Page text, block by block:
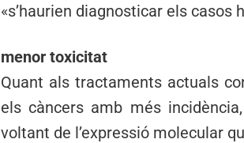
«s’haurien diagnosticar els casos
menor toxicitat
Quant als tractaments actuals
els càncers amb més
voltant de l’expressió molecular